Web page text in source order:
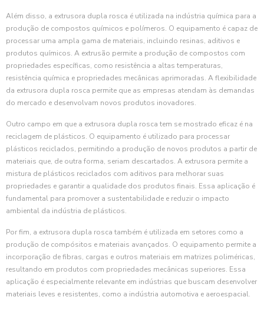
Além disso, a extrusora dupla rosca é utilizada na indústria química para a
produção de compostos químicos e polímeros. O equipamento é capaz de
processar uma ampla gama de materiais, incluindo resinas, aditivos e
produtos químicos. A extrusão permite a produção de compostos com
propriedades específicas, como resistência a altas temperaturas,
resistência química e propriedades mecânicas aprimoradas. A flexibilidade
da extrusora dupla rosca permite que as empresas atendam às demandas
do mercado e desenvolvam novos produtos inovadores.
Outro campo em que a extrusora dupla rosca tem se mostrado eficaz é na
reciclagem de plásticos. O equipamento é utilizado para processar
plásticos reciclados, permitindo a produção de novos produtos a partir de
materiais que, de outra forma, seriam descartados. A extrusora permite a
mistura de plásticos reciclados com aditivos para melhorar suas
propriedades e garantir a qualidade dos produtos finais. Essa aplicação é
fundamental para promover a sustentabilidade e reduzir o impacto
ambiental da indústria de plásticos.
Por fim, a extrusora dupla rosca também é utilizada em setores como a
produção de compósitos e materiais avançados. O equipamento permite a
incorporação de fibras, cargas e outros materiais em matrizes poliméricas,
resultando em produtos com propriedades mecânicas superiores. Essa
aplicação é especialmente relevante em indústrias que buscam desenvolver
materiais leves e resistentes, como a indústria automotiva e aeroespacial.